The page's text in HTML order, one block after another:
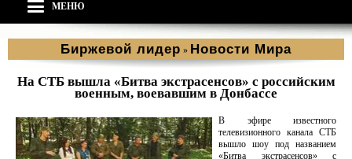
МЕНЮ
Биржевой лидер » Новости Мира
На СТБ вышла «Битва экстрасенсов» с российским
военным, воевавшим в Донбассе
В эфире известного
телевизионного канала СТБ
вышло шоу под названием
«Битва экстрасенсов» с